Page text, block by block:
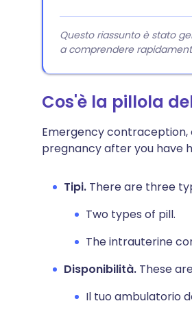
Questo riassunto è stato
a comprendere
Cos'è la pillola
Emergency
pregnancy after you have
Tipi. There are three
Two types of pill.
The intrauterine
Disponibilità. These
Il tuo ambulatorio